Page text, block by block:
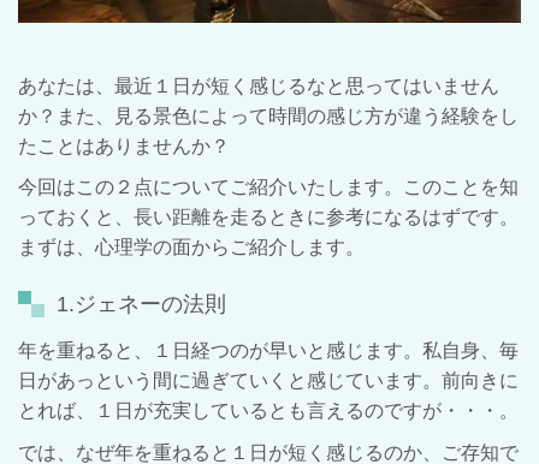
あなたは、最近１日が短く感じるなと思ってはいません
か？また、見る景色によって時間の感じ方が違う経験をし
たことはありませんか？
今回はこの２点についてご紹介いたします。このことを知
っておくと、長い距離を走るときに参考になるはずです。
まずは、心理学の面からご紹介します。
1.ジェネーの法則
年を重ねると、１日経つのが早いと感じます。私自身、毎
日があっという間に過ぎていくと感じています。前向きに
とれば、１日が充実しているとも言えるのですが・・・。
では、なぜ年を重ねると１日が短く感じるのか、ご存知で